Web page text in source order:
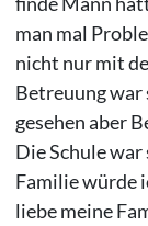
man mal
nicht nur mit
Betreuung war
gesehen aber
Die Schule
Familie würde
liebe meine